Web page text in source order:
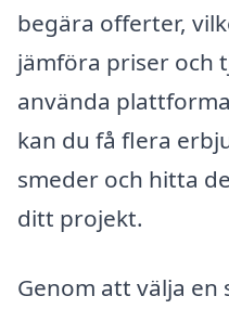
begära offerter,
jämföra priser och
använda
kan du få flera
smeder och hitta
ditt projekt.
Genom att välja en